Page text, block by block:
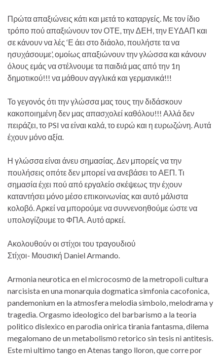
Πρώτα απαξιώνεις κάτι και μετά το καταργείς. Με τον ίδιο
τρόπο πού απαξιώνουν τον ΟΤΕ, την ΔΕΗ, την ΕΥΔΑΠ και
σε κάνουν να λές ‘Ε άει στο διάολο, πουλήστε τα να
ησυχάσουμε’, ομοίως απαξιώνουν την γλώσσα και κάνουν
όλους εμάς να στέλνουμε τα παιδιά μας από την 1η
δημοτικού!!! να μάθουν αγγλικά και γερμανικά!!!
Το γεγονός ότι την γλώσσα μας τους την διδάσκουν
κακοποιημένη δεν μας απασχολεί καθόλου!!! Αλλά δεν
πειράζει, το PSI να είναι καλά, το ευρώ και η ευρωζώνη. Αυτά
έχουν μόνο αξία.
Η γλώσσα είναι άνευ σημασίας. Δεν μπορείς να την
πουλήσεις οπότε δεν μπορεί να ανεβάσει το ΑΕΠ. Τι
σημασία έχει πού από εργαλείο σκέψεως την έχουν
καταντήσει μόνο μέσο επικοινωνίας και αυτό μάλιστα
κολοβό. Αρκεί να μπορούμε να συννενοηθούμε ώστε να
υπολογίζουμε το ΦΠΑ. Αυτό αρκεί.
Ακολουθούν οι στίχοι του τραγουδιού
Στίχοι- Μουσική Daniel Armando.
Armonia neurotica en el microcosmο de la metropoli cultura
narcisista en una monarquia dogmatica simfonia cacofonica,
pandemonium en la atmosfera melodia simbolo, melodrama y
tragedia. Orgasmo ideologico del barbarismο a la teoria
politico dislexico en parodia onirica tirania fantasma, dilema
megalomano de un metabolismο retorico sin tesis ni antitesis.
Este mi ultimo tango en Atenas tango lloron, que corre por